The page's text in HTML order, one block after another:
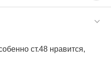
ст.48 нравится,